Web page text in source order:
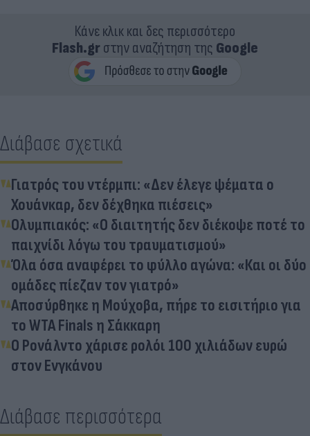
Κάνε κλικ και δες περισσότερο
Flash.grστην αναζήτηση της Google
Διάβασε σχετικά
Γιατρός του ντέρμπι: «Δεν έλεγε ψέματα ο
Χουάνκαρ, δεν δέχθηκα πιέσεις»
Ολυμπιακός: «Ο διαιτητής δεν διέκοψε ποτέ το
παιχνίδι λόγω του τραυματισμού»
Όλα όσα αναφέρει το φύλλο αγώνα: «Και οι δύο
ομάδες πίεζαν τον γιατρό»
Αποσύρθηκε η Μούχοβα, πήρε το εισιτήριο για
το WTA Finals η Σάκκαρη
Ο Ρονάλντο χάρισε ρολόι 100 χιλιάδων ευρώ
στον Ενγκάνου
Διάβασε περισσότερα